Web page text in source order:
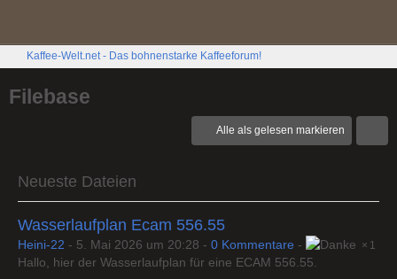
Kaffee-Welt.net - Das bohnenstarke Kaffeeforum!
Filebase
Alle als gelesen markieren
Neueste Dateien
Wasserlaufplan Ecam 556.55
Heini-22 - 5. Mai 2026 um 20:28 - 0 Kommentare - 1
Hallo, hier der Wasserlaufplan für eine ECAM 556.55.